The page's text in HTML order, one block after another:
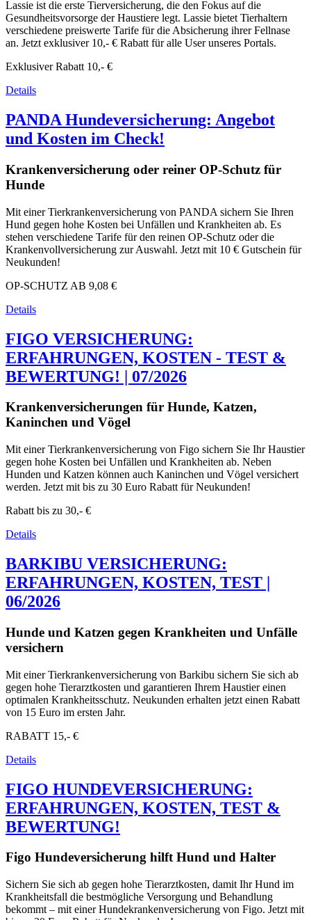
Lassie ist die erste Tierversicherung, die den Fokus auf die
Gesundheitsvorsorge der Haustiere legt. Lassie bietet Tierhaltern
verschiedene preiswerte Tarife für die Absicherung ihrer Fellnase
an. Jetzt exklusiver 10,- € Rabatt für alle User unseres Portals.
Exklusiver Rabatt 10,- €
Details
PANDA Hundeversicherung: Angebot
und Kosten im Check!
Krankenversicherung oder reiner OP-Schutz für
Hunde
Mit einer Tierkrankenversicherung von PANDA sichern Sie Ihren
Hund gegen hohe Kosten bei Unfällen und Krankheiten ab. Es
stehen verschiedene Tarife für den reinen OP-Schutz oder die
Krankenvollversicherung zur Auswahl. Jetzt mit 10 € Gutschein für
Neukunden!
OP-SCHUTZ AB 9,08 €
Details
FIGO VERSICHERUNG:
ERFAHRUNGEN, KOSTEN - TEST &
BEWERTUNG! | 07/2026
Krankenversicherungen für Hunde, Katzen,
Kaninchen und Vögel
Mit einer Tierkrankenversicherung von Figo sichern Sie Ihr Haustier
gegen hohe Kosten bei Unfällen und Krankheiten ab. Neben
Hunden und Katzen können auch Kaninchen und Vögel versichert
werden. Jetzt mit bis zu 30 Euro Rabatt für Neukunden!
Rabatt bis zu 30,- €
Details
BARKIBU VERSICHERUNG:
ERFAHRUNGEN, KOSTEN, TEST |
06/2026
Hunde und Katzen gegen Krankheiten und Unfälle
versichern
Mit einer Tierkrankenversicherung von Barkibu sichern Sie sich ab
gegen hohe Tierarztkosten und garantieren Ihrem Haustier einen
optimalen Krankheitsschutz. Neukunden erhalten jetzt einen Rabatt
von 15 Euro im ersten Jahr.
RABATT 15,- €
Details
FIGO HUNDEVERSICHERUNG:
ERFAHRUNGEN, KOSTEN, TEST &
BEWERTUNG!
Figo Hundeversicherung hilft Hund und Halter
Sichern Sie sich ab gegen hohe Tierarztkosten, damit Ihr Hund im
Krankheitsfall die bestmögliche Versorgung und Behandlung
bekommt – mit einer Hundekrankenversicherung von Figo. Jetzt mit